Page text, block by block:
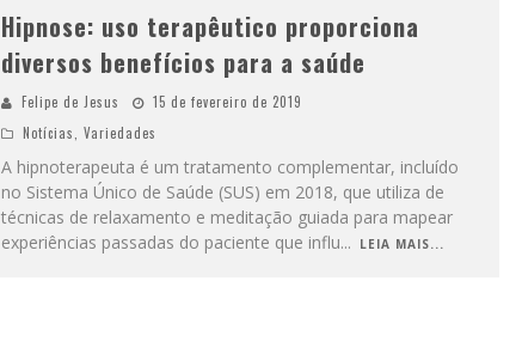
Hipnose: uso terapêutico proporciona
diversos benefícios para a saúde
Felipe de Jesus
15 de fevereiro de 2019
Notícias
Variedades
A hipnoterapeuta é um tratamento complementar, incluído
no Sistema Único de Saúde (SUS) em 2018, que utiliza de
técnicas de relaxamento e meditação guiada para mapear
experiências passadas do paciente que influ... LEIA MAIS...